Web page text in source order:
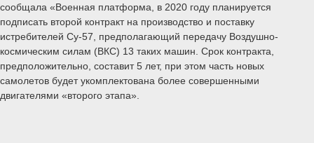
противодействия отечественному истребителю вполне
обоснованы.
Су-57 – действительно уникальная машина. Это
многофункциональный истребитель пятого поколения разработки
ОКБ «Сухой». В конструкции широко применяются композитные
материалы, самолет обладает возможностью сверхзвукового